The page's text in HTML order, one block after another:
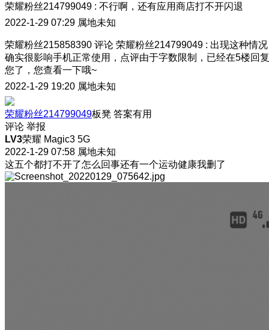
荣耀粉丝214799049 : 不行啊，还有应用商店打不开闪退
2022-1-29 07:29 属地未知
荣耀粉丝215858390 评论 荣耀粉丝214799049 : 出现这种情况
确实很影响手机正常使用，点评由于字数限制，已经在5楼回复
您了，您查看一下哦~
2022-1-29 19:20 属地未知
荣耀粉丝214799049板凳 答案有用
评论 举报
LV3荣耀 Magic3 5G
2022-1-29 07:58 属地未知
这五个都打不开了怎么回事还有一个运动健康我删了